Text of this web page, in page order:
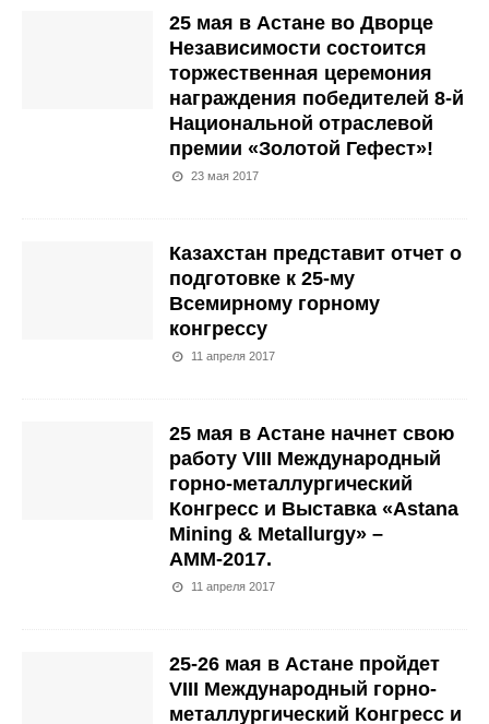
25 мая в Астане во Дворце
Независимости состоится
торжественная церемония
награждения победителей 8-й
Национальной отраслевой
премии «Золотой Гефест»!
23 мая 2017
Казахстан представит отчет о
подготовке к 25-му
Всемирному горному
конгрессу
11 апреля 2017
25 мая в Астане начнет свою
работу VIII Международный
горно-металлургический
Конгресс и Выставка «Astana
Mining & Metallurgy» –
АММ-2017.
11 апреля 2017
25-26 мая в Астане пройдет
VIII Международный горно-
металлургический Конгресс и